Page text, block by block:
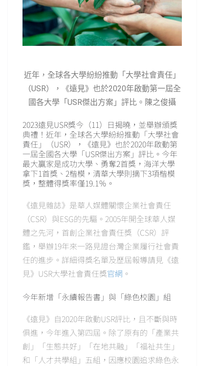
近年，全球各大學紛紛推動「大學社會責任」
（USR），《遠見》也於2020年啟動第一屆全
國各大學「USR傑出方案」評比。陳之俊攝
2023遠見USR獎今（11）日揭曉，並舉辦頒獎
典禮！近年，全球各大學紛紛推動「大學社會
責任」（USR），《遠見》也於2020年啟動第
一屆全國各大學「USR傑出方案」評比。今年
最大贏家是成功大學、勇奪2首獎，海洋大學
拿下1首獎、2楷模，清華大學則摘下3項楷模
獎，整體得獎率僅19.1％。
《遠見雜誌》是華人媒體關懷企業社會責任
（CSR）與ESG的先驅。2005年開全球華人媒
體之先河，首創企業社會責任獎（CSR）評
鑑，舉辦19年來一路見證台灣企業履行社會責
任的進步。詳細得獎名單及歷屆報導請見《遠
見》USR大學社會責任獎官網 。
今年新增「永續報告書」與「綠色校園」組
《遠見》自2020年啟動USR評比，且不斷與時
俱進，今年進入第四屆。除了原有的「產業共
創」「生態共好」「在地共融」「福祉共生」
和「人才共學組」五組，因應校園追求綠色永